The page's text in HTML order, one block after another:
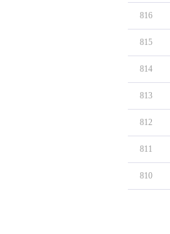
816
815
814
813
812
811
810